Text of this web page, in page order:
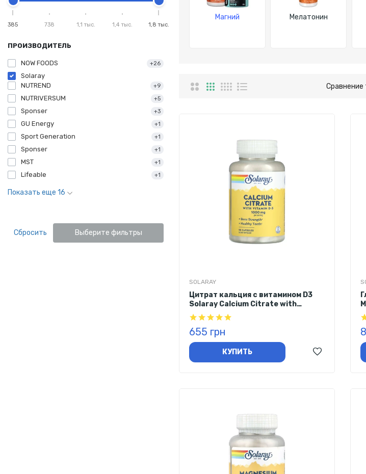
385 738 1,1 тыс. 1,4 тыс. 1,8 тыс.
ПРОИЗВОДИТЕЛЬ
Lifeable +1
MST +1
Sponser +1
Sport Generation +1
GU Energy +1
Sponser +3
NUTREND +9
NUTRIVERSUM +5
NOW FOODS +26
Solaray
Показать еще 16
Сбросить Выберите фильтры
Магний Мелатонин
Сравнение
SOLARAY
Цитрат кальция с витамином D3
Solaray Calcium Citrate with
Vitamin D-3, 1000 мг, 90 капсул
655 грн
КУПИТЬ